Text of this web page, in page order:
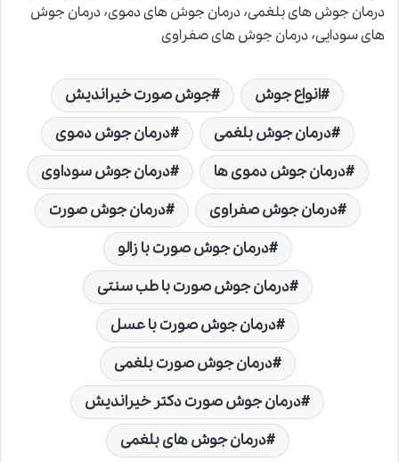
درمان جوش های بلغمی٬ درمان جوش های دموی٬ درمان جوش
های سودایی٬ درمان جوش های صفراوی
انواع جوش
جوش صورت خیراندیش
درمان جوش بلغمی
درمان جوش دموی
درمان جوش دموی ها
درمان جوش سوداوی
درمان جوش صفراوی
درمان جوش صورت
درمان جوش صورت با زالو
درمان جوش صورت با طب سنتی
درمان جوش صورت با عسل
درمان جوش صورت بلغمی
درمان جوش صورت دکتر خیراندیش
درمان جوش های بلغمی